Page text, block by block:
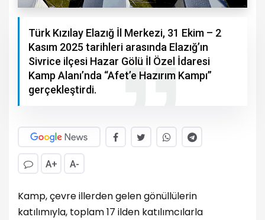
Türk Kızılay Elazığ İl Merkezi, 31 Ekim – 2
Kasım 2025 tarihleri arasında Elazığ’ın
Sivrice ilçesi Hazar Gölü İl Özel İdaresi
Kamp Alanı’nda “Afet’e Hazırım Kampı”
gerçekleştirdi.
A+ A-
Kamp, çevre illerden gelen gönüllülerin
katılımıyla, toplam 17 ilden katılımcılarla